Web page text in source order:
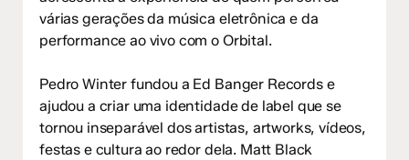
várias gerações da música eletrônica e da
performance ao vivo com o Orbital.
Pedro Winter fundou a Ed Banger Records e
ajudou a criar uma identidade de label que se
tornou inseparável dos artistas, artworks, vídeos,
festas e cultura ao redor dela. Matt Black